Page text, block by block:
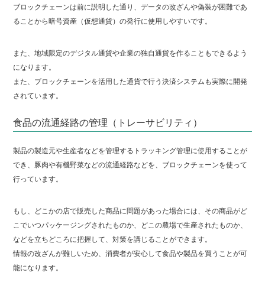
ブロックチェーンは前に説明した通り、データの改ざんや偽装が困難であ
ることから暗号資産（仮想通貨）の発行に使用しやすいです。
また、地域限定のデジタル通貨や企業の独自通貨を作ることもできるよう
になります。
また、ブロックチェーンを活用した通貨で行う決済システムも実際に開発
されています。
食品の流通経路の管理（トレーサビリティ）
製品の製造元や生産者などを管理するトラッキング管理に使用することが
でき、豚肉や有機野菜などの流通経路などを、ブロックチェーンを使って
行っています。
もし、どこかの店で販売した商品に問題があった場合には、その商品がど
こでいつパッケージングされたものか、どこの農場で生産されたものか、
などを立ちどころに把握して、対策を講じることができます。
情報の改ざんが難しいため、消費者が安心して食品や製品を買うことが可
能になります。